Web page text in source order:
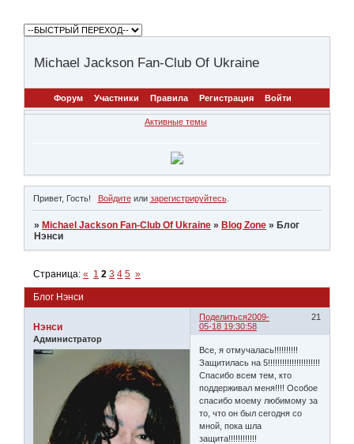
Michael Jackson Fan-Club Of Ukraine
Форум Участники Правила Регистрация Войти
Активные темы
Привет, Гость! Войдитеили зарегистрируйтесь.
» Michael Jackson Fan-Club Of Ukraine » Blog Zone » Блог
Нэнси
Блог Нэнси
Страница:« 1 2 3 4 5 »
Поделиться 21
2009-
05-18 19:30:58
Нэнси
Администратор
Все, я отмучалась!!!!!!!!!!
Защитилась на 5!!!!!!!!!!!!!!!!!!!!!!
Спасибо всем тем, кто
поддерживал меня!!!! Особое
спасибо моему любимому за
то, что он был сегодня со
мной, пока шла
защита!!!!!!!!!!!!